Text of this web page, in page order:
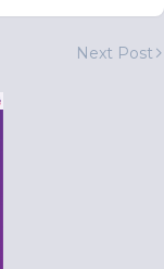
Next Post